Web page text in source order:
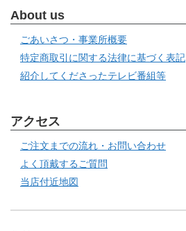
About us
ごあいさつ・事業所概要
特定商取引に関する法律に基づく表記
紹介してくださったテレビ番組等
アクセス
ご注文までの流れ・お問い合わせ
よく頂戴するご質問
当店付近地図